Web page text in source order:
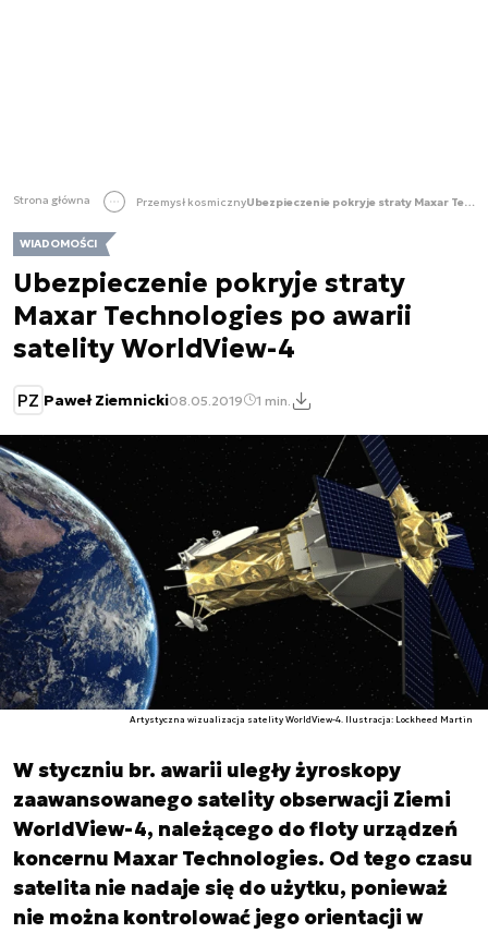
Strona główna Przemysł kosmiczny Ubezpieczenie pokryje straty Maxar Technologies po awarii satelity WorldView-4
WIADOMOŚCI
Ubezpieczenie pokryje straty
Maxar Technologies po awarii
satelity WorldView-4
PZ Paweł Ziemnicki08.05.2019 1 min.
Artystyczna wizualizacja satelity WorldView-4. Ilustracja: Lockheed Martin
W styczniu br. awarii uległy żyroskopy
zaawansowanego satelity obserwacji Ziemi
WorldView-4, należącego do floty urządzeń
koncernu Maxar Technologies. Od tego czasu
satelita nie nadaje się do użytku, ponieważ
nie można kontrolować jego orientacji w